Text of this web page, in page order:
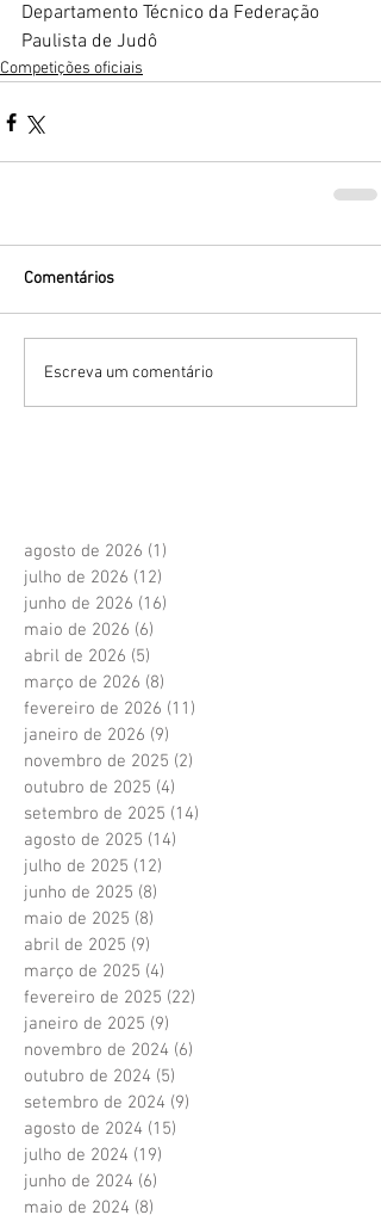
Departamento Técnico da Federação
Paulista de Judô
Competições oficiais
Comentários
Escreva um comentário
agosto de 2026 (1)
julho de 2026 (12)
junho de 2026 (16)
maio de 2026 (6)
abril de 2026 (5)
março de 2026 (8)
fevereiro de 2026 (11)
janeiro de 2026 (9)
novembro de 2025 (2)
outubro de 2025 (4)
setembro de 2025 (14)
agosto de 2025 (14)
julho de 2025 (12)
junho de 2025 (8)
maio de 2025 (8)
abril de 2025 (9)
março de 2025 (4)
fevereiro de 2025 (22)
janeiro de 2025 (9)
novembro de 2024 (6)
outubro de 2024 (5)
setembro de 2024 (9)
agosto de 2024 (15)
julho de 2024 (19)
junho de 2024 (6)
maio de 2024 (8)